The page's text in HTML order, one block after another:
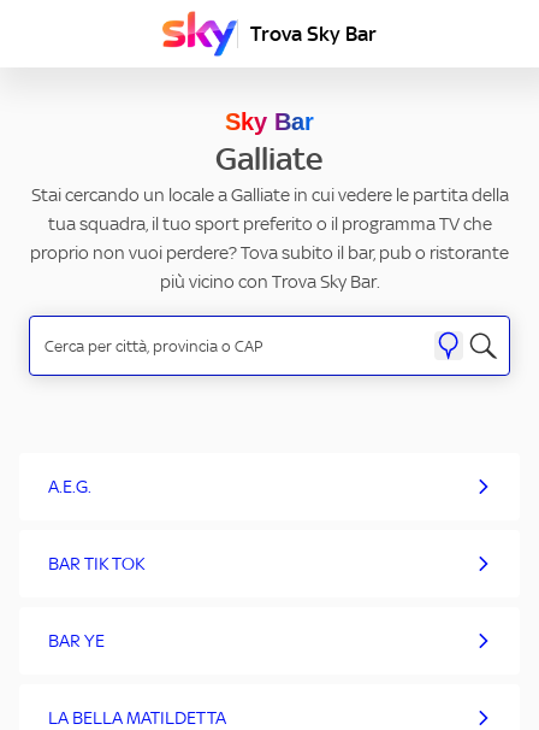
Trova Sky Bar
Sky Bar
Galliate
Stai cercando un locale a Galliate in cui vedere le partita della
tua squadra, il tuo sport preferito o il programma TV che
proprio non vuoi perdere? Tova subito il bar, pub o ristorante
più vicino con Trova Sky Bar.
A.E.G.
BAR TIK TOK
BAR YE
LA BELLA MATILDETTA